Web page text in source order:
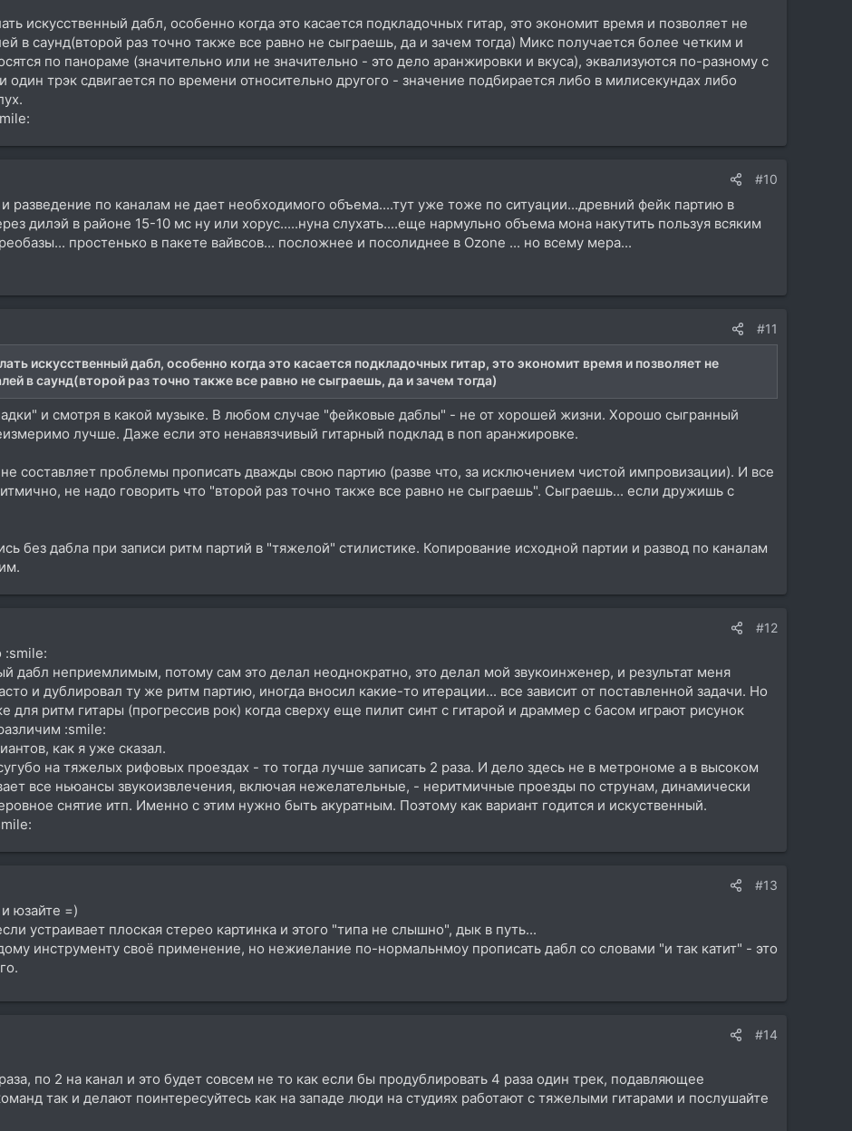
искусственный дабл, особенно когда это касается подкладочных гитар, это экономит время и позволяет не
в саунд(второй раз точно также все равно не сыграешь, да и зачем тогда) Микс получается более четким и
по панораме (значительно или не значительно - это дело аранжировки и вкуса), эквализуются по-разному с
трэк сдвигается по времени относительно другого - значение подбирается либо в милисекундах либо
#10
разведение по каналам не дает необходимого объема....тут уже тоже по ситуации...древний фейк партию в
дилэй в районе 15-10 мс ну или хорус.....нуна слухать....еще нармульно объема мона накутить пользуя всяким
простенько в пакете вайвсов... посложнее и посолиднее в Ozone ... но всему мера...
#11
искусственный дабл, особенно когда это касается подкладочных гитар, это экономит время и позволяет не
в саунд(второй раз точно также все равно не сыграешь, да и зачем тогда)
и смотря в какой музыке. В любом случае "фейковые даблы" - не от хорошей жизни. Хорошо сыгранный
лучше. Даже если это ненавязчивый гитарный подклад в поп аранжировке.
составляет проблемы прописать дважды свою партию (разве что, за исключением чистой импровизации). И все
не надо говорить что "второй раз точно также все равно не сыграешь". Сыграешь... если дружишь с
без дабла при записи ритм партий в "тяжелой" стилистике. Копирование исходной партии и развод по каналам
#12
:smile:
дабл неприемлимым, потому сам это делал неоднократно, это делал мой звукоинженер, и результат меня
и дублировал ту же ритм партию, иногда вносил какие-то итерации... все зависит от поставленной задачи. Но
для ритм гитары (прогрессив рок) когда сверху еще пилит синт с гитарой и драммер с басом играют рисунок
:smile:
как я уже сказал.
на тяжелых рифовых проездах - то тогда лучше записать 2 раза. И дело здесь не в метрономе а в высоком
все ньюансы звукоизвлечения, включая нежелательные, - неритмичные проезды по струнам, динамически
снятие итп. Именно с этим нужно быть акуратным. Поэтому как вариант годится и искуственный.
#13
юзайте =)
устраивает плоская стерео картинка и этого "типа не слышно", дык в путь...
инструменту своё применение, но нежиелание по-нормальнмоу прописать дабл со словами "и так катит" - это
#14
по 2 на канал и это будет совсем не то как если бы продублировать 4 раза один трек, подавляющее
так и делают поинтересуйтесь как на западе люди на студиях работают с тяжелыми гитарами и послушайте